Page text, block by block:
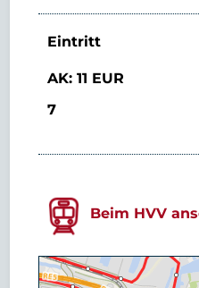
Eintritt
AK: 11 EUR
7
Beim HVV